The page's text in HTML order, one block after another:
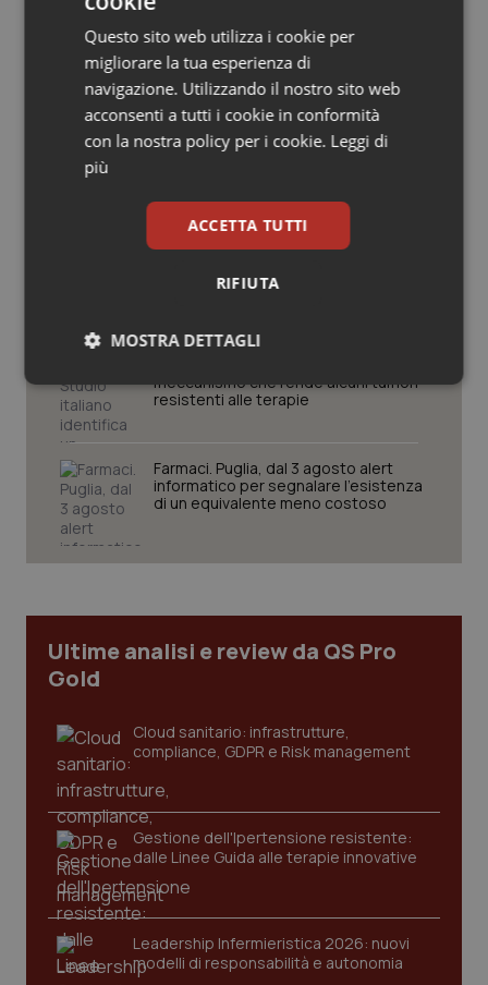
Salute orale & impianti
Sangue & coagulazione
Tiroide
Tumore al seno
Tumore ovarico
Ulcera & Reflusso
Vaccini
Potrebbe interessarti in
Friuli Venezia Giulia
Cresce la ricerca in Emilia-Romagna:
Decaro accelera su 118, liste d’attesa
meccanismo che rende alcuni tumori
resistenti alle terapie
Farmaci. Puglia, dal 3 agosto alert
informatico per segnalare l’esistenza
di un equivalente meno costoso
Ultime analisi e review da QS Pro
Gold
Cloud sanitario: infrastrutture,
compliance, GDPR e Risk management
Gestione dell'Ipertensione resistente:
dalle Linee Guida alle terapie innovative
Leadership Infermieristica 2026: nuovi
modelli di responsabilità e autonomia
Questo sito web utilizza i cookie per
migliorare la tua esperienza di
navigazione. Utilizzando il nostro sito web
acconsenti a tutti i cookie in conformità
con la nostra policy per i cookie. Leggi di
più
ACCETTA TUTTI
RIFIUTA
MOSTRA DETTAGLI
Necessari Statistici Marketing
navigazione sulle pagine e l'accesso alle aree
funzionare correttamente senza questi cookie.
.youtube.com